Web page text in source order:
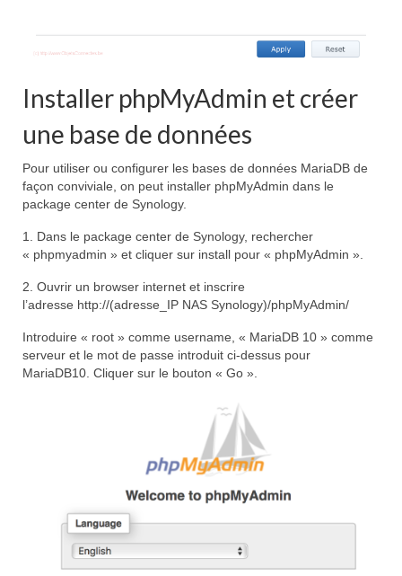
Installer phpMyAdmin et créer
une base de données
Pour utiliser ou configurer les bases de données MariaDB de
façon conviviale, on peut installer phpMyAdmin dans le
package center de Synology.
1. Dans le package center de Synology, rechercher
« phpmyadmin » et cliquer sur install pour « phpMyAdmin ».
2. Ouvrir un browser internet et inscrire
l’adresse http://(adresse_IP NAS Synology)/phpMyAdmin/
Introduire « root » comme username, « MariaDB 10 » comme
serveur et le mot de passe introduit ci-dessus pour
MariaDB10. Cliquer sur le bouton « Go ».